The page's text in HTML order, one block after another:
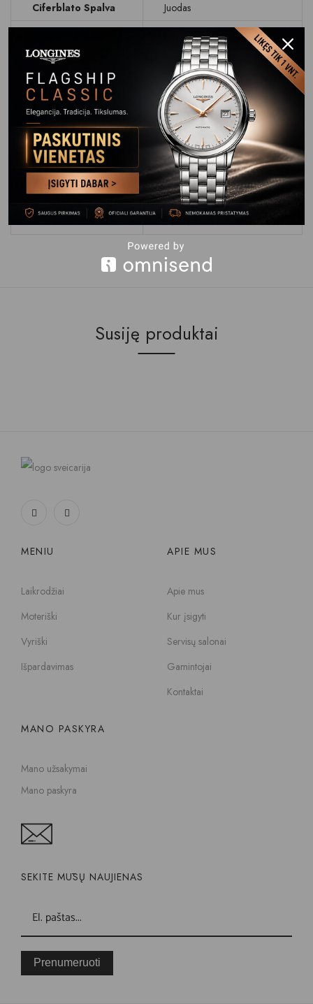
Ciferblato Spalva
Juodas
Mineralinis
Atsparumas
Vandeniui
WR 50 M (5 BAR)
Apyrankė Dirželis
Plienas/ PVD danga
Apyrankės
Užsegimas
Su gamintojo logotipu
Garantija
24 mėn.
Firminė orginali laikrodžio
dėžutė
Susiję produktai
MENIU
Laikrodžiai
Moteriški
Vyriški
Išpardavimas
APIE MUS
Apie mus
Kur įsigyti
Servisų salonai
Gamintojai
Kontaktai
MANO PASKYRA
Mano užsakymai
Mano paskyra
SEKITE MŪSŲ NAUJIENAS
Prenumeruoti